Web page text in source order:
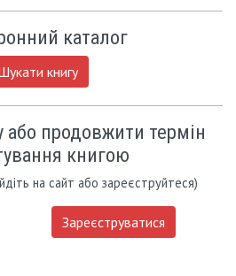
каталог
книгу
або продовжити термін
книгою
на сайт або зареєструйтеся)
Зареєструватися